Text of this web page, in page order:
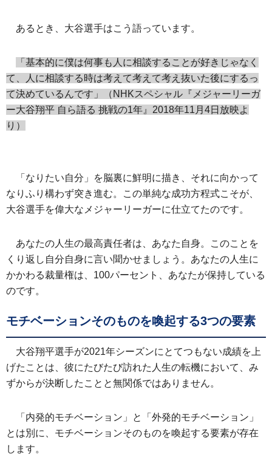
あるとき、大谷選手はこう語っています。
「基本的に僕は何事も人に相談することが好きじゃなく
て、人に相談する時は考えて考えて考え抜いた後にするっ
て決めているんです」（NHKスペシャル『メジャーリーガ
ー大谷翔平 自ら語る 挑戦の1年』2018年11月4日放映よ
り）
「なりたい自分」を脳裏に鮮明に描き、それに向かって
なりふり構わず突き進む。この単純な成功方程式こそが、
大谷選手を偉大なメジャーリーガーに仕立てたのです。
あなたの人生の最高責任者は、あなた自身。このことを
くり返し自分自身に言い聞かせましょう。あなたの人生に
かかわる裁量権は、100パーセント、あなたが保持している
のです。
モチベーションそのものを喚起する3つの要素
大谷翔平選手が2021年シーズンにとてつもない成績を上
げたことは、彼にたびたび訪れた人生の転機において、み
ずからが決断したことと無関係ではありません。
「内発的モチベーション」と「外発的モチベーション」
とは別に、モチベーションそのものを喚起する要素が存在
します。